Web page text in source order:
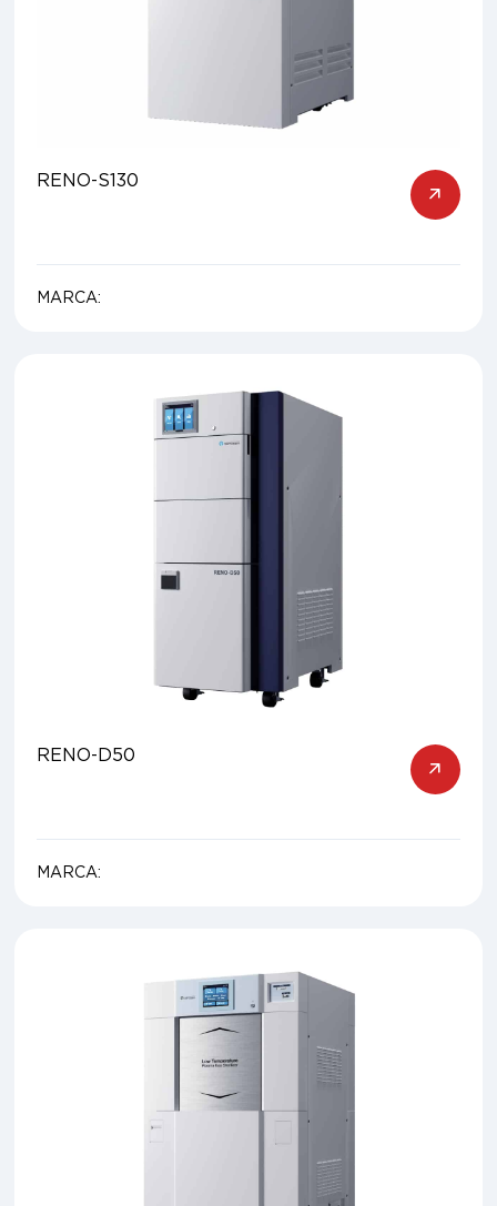
RENO-S130
MARCA:
RENO-D50
MARCA: